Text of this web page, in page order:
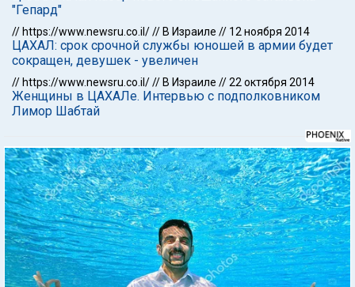
"Гепард"
// https://www.newsru.co.il/// В Израиле // 12 ноября 2014
ЦАХАЛ: срок срочной службы юношей в армии будет
сокращен, девушек - увеличен
// https://www.newsru.co.il/// В Израиле //22 октября 2014
Женщины в ЦАХАЛе. Интервью с подполковником
Лимор Шабтай